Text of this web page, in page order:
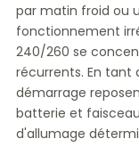
Volvo PV/Duett Fuel/
Volvo PV/Duett
Volvo PV/Duett
Volvo PV/Duett
Volvo PV/Duett
Volvo PV/Duett
Système de
par matin froid ou
fonctionnement
240/260 se
récurrents. En tant
démarrage
batterie et
d'allumage